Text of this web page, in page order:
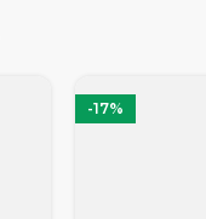
-17%